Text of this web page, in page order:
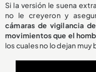
Si la versión le suena
no le creyeron y
cámaras de vigilancia
movimientos que el
los cuales no lo dejan muy